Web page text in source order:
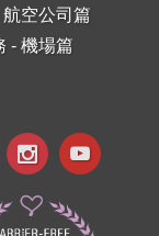
空公司篇
- 機場篇